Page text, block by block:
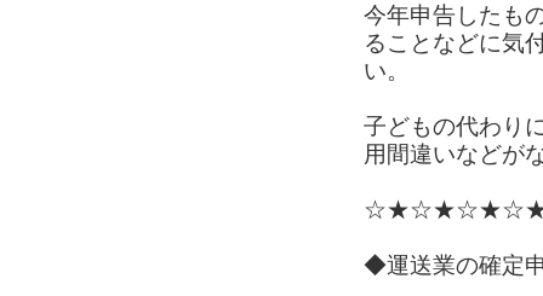
今年申告したも
ることなどに気
い。
子どもの代わり
用間違いなどが
◆運送業の確定